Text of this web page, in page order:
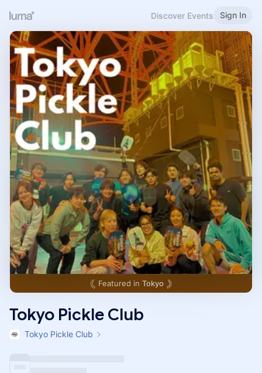
Discover Events Sign In
Featured in Tokyo
Tokyo Pickle Club
Tokyo Pickle Club